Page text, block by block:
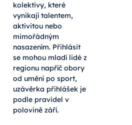
kolektivy, které
vynikají talentem,
aktivitou nebo
mimořádným
nasazením. Přihlásit
se mohou mladí lidé z
regionu napříč obory
od umění po sport,
uzávěrka přihlášek je
podle pravidel v
polovině září.